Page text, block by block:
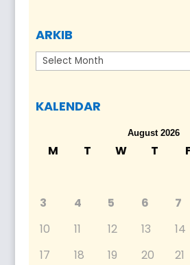
ARKIB
Arkib
KALENDAR
August 2026
M T W T
3
4 5 6 7
10
11 12 13 14
17
18 19 20 21